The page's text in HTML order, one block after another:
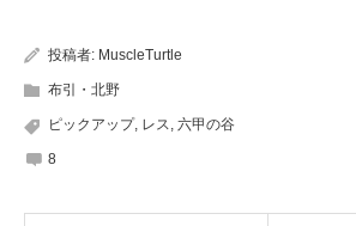
投稿者: MuscleTurtle
布引・北野
ピックアップ, レス, 六甲の谷
8